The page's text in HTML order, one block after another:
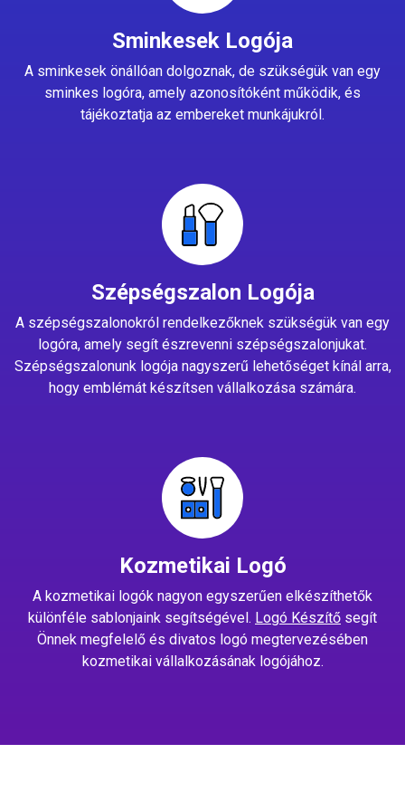
Sminkesek Logója
A sminkesek önállóan dolgoznak, de szükségük van egy
sminkes logóra, amely azonosítóként működik, és
tájékoztatja az embereket munkájukról.
Szépségszalon Logója
A szépségszalonokról rendelkezőknek szükségük van egy
logóra, amely segít észrevenni szépségszalonjukat.
Szépségszalonunk logója nagyszerű lehetőséget kínál arra,
hogy emblémát készítsen vállalkozása számára.
Kozmetikai Logó
A kozmetikai logók nagyon egyszerűen elkészíthetők
különféle sablonjaink segítségével. Logó Készítő segít
Önnek megfelelő és divatos logó megtervezésében
kozmetikai vállalkozásának logójához.